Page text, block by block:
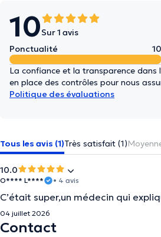
10Sur 1 avis
Ponctualité
10
La confiance et la transparence
en place des contrôles pour nous
Politique des évaluations
Tous les avis (1)Très satisfait (1)
10.0
O**** L**** • 4 avis
C’était super,un médecin qui
04 juillet 2026
Contact